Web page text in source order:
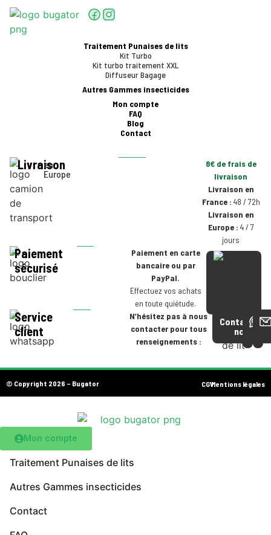
Traitement Punaises de lits
Kit Turbo
Kit turbo traitement XXL
Diffuseur Bagage
Autres Gammes insecticides
Mon compte
FAQ
Blog
Contact
Livraison
en
Europe
8€ de frais de
livraison
Livraison en
France : 48 / 72h
Livraison en
Europe : 4 / 7
jours
Paiement
sécurisé
Paiement en carte
bancaire ou par
PayPal.
Effectuez vos achats
en toute quiétude.
Service
client
N’hésitez pas à nous
contacter pour tous
renseignements :
Contactez-
nous
© Copyright 2026 – Bugator CGVMentions légales
Mon compte
Traitement Punaises de lits
Autres Gammes insecticides
Contact